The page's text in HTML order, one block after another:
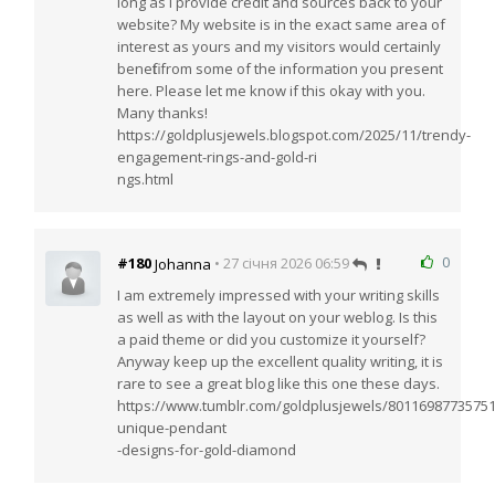
website? My website is in the exact same area of
interest as yours and my visitors would certainly
benefit from some of the information you present
here. Please let me know if this okay with you.
Many thanks!
https://goldplusjewels.blogspot.com/2025/11/trendy-
engagement-rings-and-gold-ri
ngs.html
0
#180Johanna • 27 січня 2026 06:59
I am extremely impressed with your writing skills
as well as with the layout on your weblog. Is this
a paid theme or did you customize it yourself?
Anyway keep up the excellent quality writing, it is
rare to see a great blog like this one these days.
https://www.tumblr.com/goldplusjewels/
unique-pendant
-designs-for-gold-diamond